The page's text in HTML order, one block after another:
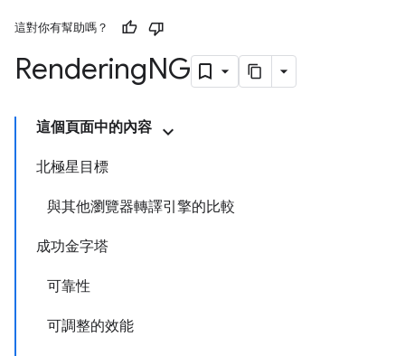
這對你有幫助嗎？
RenderingNG
這個頁面中的內容
北極星目標
與其他瀏覽器轉譯引擎的比較
成功金字塔
可靠性
可調整的效能